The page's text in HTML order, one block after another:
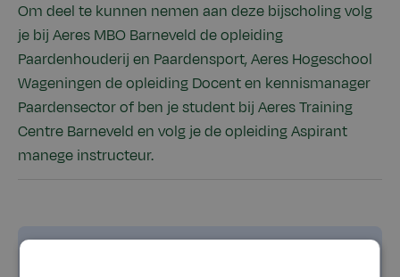
Om deel te kunnen nemen aan deze bijscholing volg
je bij Aeres MBO Barneveld de opleiding
Paardenhouderij en Paardensport, Aeres Hogeschool
Wageningen de opleiding Docent en kennismanager
Paardensector of ben je student bij Aeres Training
Centre Barneveld en volg je de opleiding Aspirant
manege instructeur.